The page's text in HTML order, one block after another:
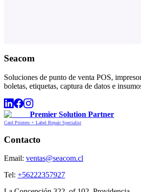
Seacom
Soluciones de punto de venta POS,
boletas, etiquetas, captura de datos e
Premier Solution Partner
Card Printers + Label Repair Specialist
Contacto
Email: ventas@seacom.cl
Tel: +56222357927